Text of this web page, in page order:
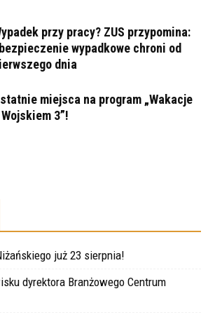
przy pracy? ZUS przypomina:
wypadkowe chroni od
dnia
miejsca na program „Wakacje
3”!
już 23 sierpnia!
dyrektora Branżowego Centrum